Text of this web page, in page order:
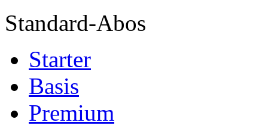
Standard-Abos
Starter
Basis
Premium